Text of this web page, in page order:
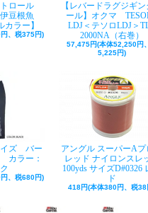
トロール
豆根魚
カラー】
、税375円)
【レバードラグジギン
ール】オクマ
LDJ＜テソロLDJ＞
2000NA（右巻）
57,475円(本体52,250円
5,225円)
イズ バー
カラー：
、税680円)
アングル スーパーAプ
レッド ナイロンスレ
100yds サイズD#0326
ド
418円(本体380円、税38